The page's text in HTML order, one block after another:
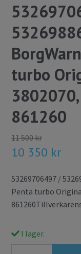
turbo
861260
11 500 kr
10 350 kr
53269706497 /
Penta turbo
I lager.